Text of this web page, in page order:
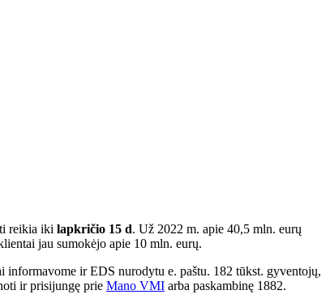
reikia iki lapkričio 15 d. Už 2022 m. apie 40,5 mln. eurų
jau sumokėjo apie 10 mln. eurų.
informavome ir EDS nurodytu e. paštu. 182 tūkst. gyventojų,
ir prisijungę prie Mano VMI arba paskambinę 1882.